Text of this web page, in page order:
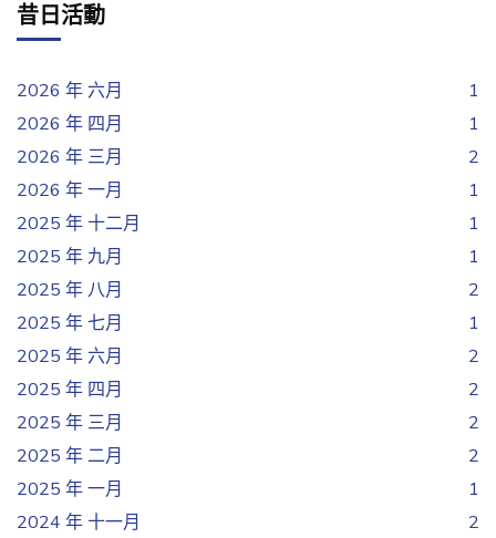
昔日活動
2026 年 六月
1
2026 年 四月
1
2026 年 三月
2
2026 年 一月
1
2025 年 十二月
1
2025 年 九月
1
2025 年 八月
2
2025 年 七月
1
2025 年 六月
2
2025 年 四月
2
2025 年 三月
2
2025 年 二月
2
2025 年 一月
1
2024 年 十一月
2